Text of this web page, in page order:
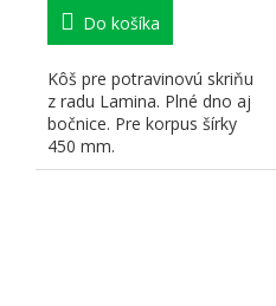
Do košíka
Kôš pre potravinovú skriňu
z radu Lamina. Plné dno aj
bočnice. Pre korpus šírky
450 mm.